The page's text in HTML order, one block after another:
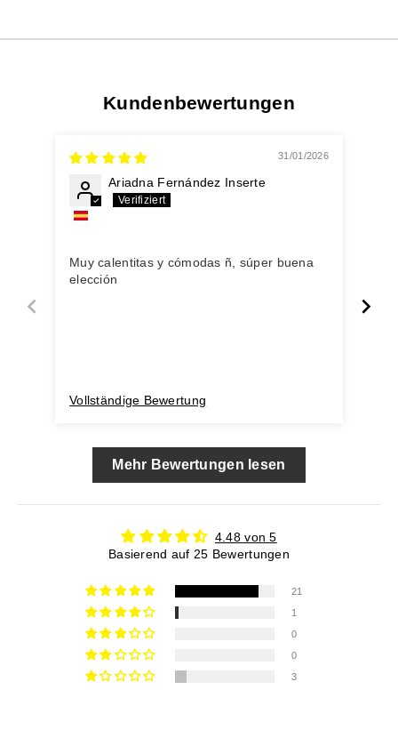
Kundenbewertungen
31/01/2026
Ariadna Fernández Inserte
Muy calentitas y cómodas ñ, súper buena
elección
Vollständige Bewertung
Mehr Bewertungen lesen
4.48 von 5
Basierend auf 25 Bewertungen
21
1
0
0
3